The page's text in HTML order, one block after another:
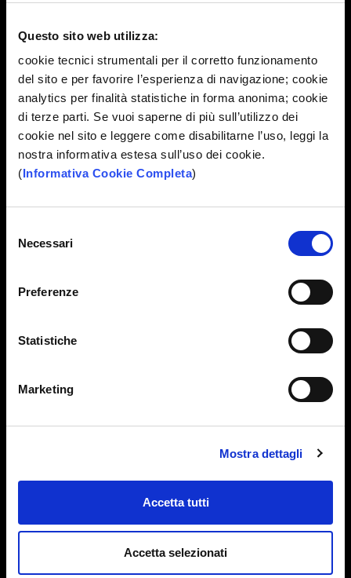
Questo sito web utilizza:
cookie tecnici strumentali per il corretto funzionamento
del sito e per favorire l’esperienza di navigazione; cookie
analytics per finalità statistiche in forma anonima; cookie
di terze parti. Se vuoi saperne di più sull’utilizzo dei
cookie nel sito e leggere come disabilitarne l’uso, leggi la
nostra informativa estesa sull’uso dei cookie.
(Informativa Cookie Completa)
delNecessari
Preferenze
Statistiche
Marketing
Mostra dettagli
Accetta tutti
Accetta selezionati